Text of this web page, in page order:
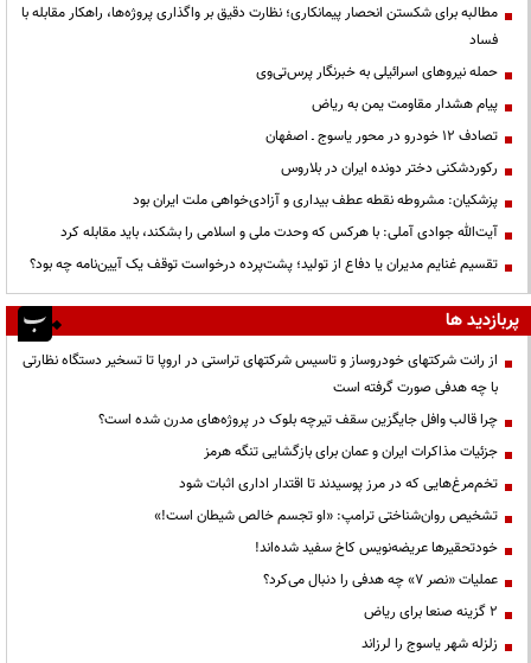
مطالبه برای شکستن انحصار پیمانکاری؛ نظارت دقیق بر واگذاری پروژه‌ها، راهکار مقابله با
فساد
حمله نیروهای اسرائیلی به خبرنگار پرس‌تی‌وی
پیام هشدار مقاومت یمن به ریاض
تصادف ۱۲ خودرو در محور یاسوج ـ اصفهان
رکوردشکنی دختر دونده ایران در بلاروس
پزشکیان: مشروطه نقطه عطف بیداری و آزادی‌خواهی ملت ایران بود
آیت‌الله جوادی آملی: با هرکس که وحدت ملی و اسلامی را بشکند، باید مقابله کرد
تقسیم غنایم مدیران یا دفاع از تولید؛ پشت‌پرده درخواست توقف یک آیین‌نامه چه بود؟
پربازدید ها
از رانت‌ شرکتهای خودروساز و تاسیس شرکتهای تراستی در اروپا تا تسخیر دستگاه نظارتی
با چه هدفی صورت گرفته است
چرا قالب وافل جایگزین سقف تیرچه بلوک در پروژه‌های مدرن شده است؟
جزئیات مذاکرات ایران و عمان برای بازگشایی تنگه هرمز
تخم‌مرغ‌هایی که در مرز پوسیدند تا اقتدار اداری اثبات شود
تشخیص روان‌شناختی ترامپ: «او تجسم خالص شیطان است!»
خودتحقیرها عریضه‌نویس کاخ سفید شده‌اند!
عملیات «نصر ۷» چه هدفی را دنبال می‌کرد؟
۲ گزینه صنعا برای ریاض
زلزله شهر یاسوج را لرزاند